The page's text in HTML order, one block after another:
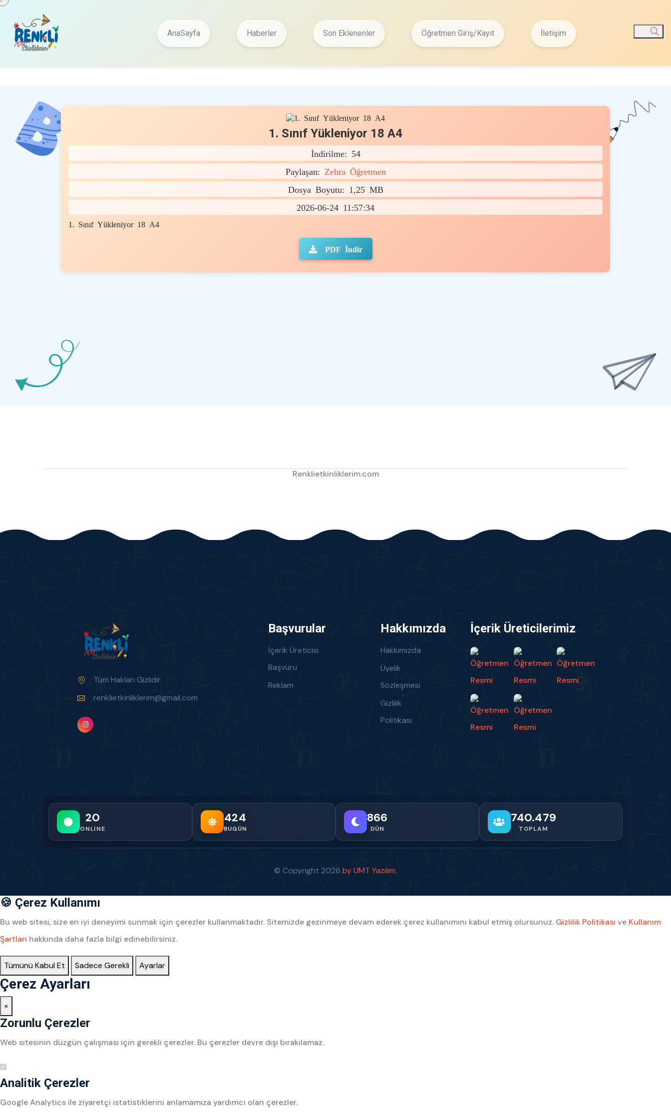
AnaSayfa Haberler Son Eklenenler Öğretmen Giriş/Kayıt İletişim
Ara
1. Sınıf Yükleniyor 18 A4
İndirilme: 54
Paylaşan: Zehra Öğretmen
Dosya Boyutu: 1,25 MB
2026-06-24 11:57:34
1. Sınıf Yükleniyor 18 A4
PDF İndir
Renklietkinliklerim.com
Tüm Hakları Gizlidir
renklietkinliklerim@gmail.com
Başvurular
İçerik Üreticisi
Başvuru
Reklam
Hakkımızda
Hakkımızda
Üyelik
Sözleşmesi
Gizlilik
Politikası
İçerik Üreticilerimiz
20
ONLINE
424
BUGÜN
866
DÜN
740.479
TOPLAM
© Copyright 2026 by UMT Yazılım.
🍪 Çerez Kullanımı
Bu web sitesi, size en iyi deneyimi sunmak için çerezler kullanmaktadır. Sitemizde gezinmeye devam ederek çerez kullanımını kabul etmiş olursunuz. Gizlilik Politikası ve Kullanım
Şartları hakkında daha fazla bilgi edinebilirsiniz.
Tümünü Kabul Et Sadece Gerekli Ayarlar
Çerez Ayarları
×
Zorunlu Çerezler
Web sitesinin düzgün çalışması için gerekli çerezler. Bu çerezler devre dışı bırakılamaz.
Analitik Çerezler
Google Analytics ile ziyaretçi istatistiklerini anlamamıza yardımcı olan çerezler.